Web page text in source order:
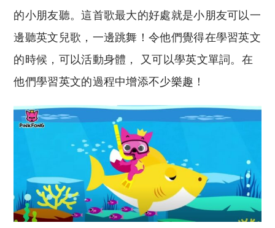
的小朋友聽。這首歌最大的好處就是小朋友可以一
邊聽英文兒歌，一邊跳舞！令他們覺得在學習英文
的時候，可以活動身體， 又可以學英文單詞。在
他們學習英文的過程中增添不少樂趣！